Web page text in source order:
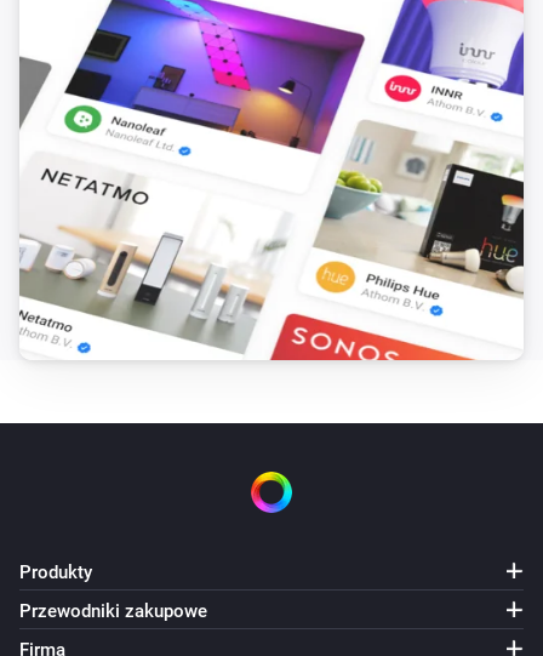
Zones
Przełącz na wł. lub wył.
Produkty
Przewodniki zakupowe
Firma